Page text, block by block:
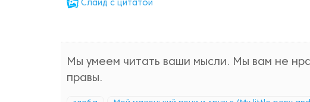
Cлайд с цитатой
Мы умеем читать ваши мысли. Мы вам не
правы.